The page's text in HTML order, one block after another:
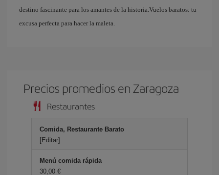
destino fascinante para los amantes de la historia.Vuelos baratos: tu
excusa perfecta para hacer la maleta.
Precios promedios en Zaragoza
Restaurantes
Comida, Restaurante Barato
[Editar]
Menú comida rápida
30,00 €